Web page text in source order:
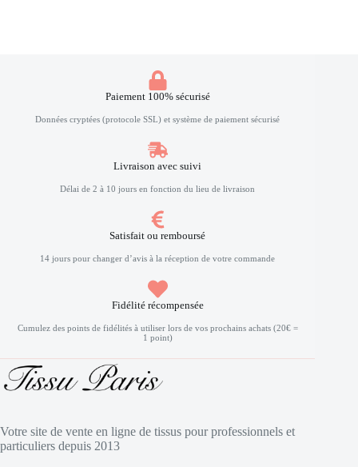
Paiement 100% sécurisé
Données cryptées (protocole SSL) et système de paiement sécurisé
Livraison avec suivi
Délai de 2 à 10 jours en fonction du lieu de livraison
Satisfait ou remboursé
14 jours pour changer d’avis à la réception de votre commande
Fidélité récompensée
Cumulez des points de fidélités à utiliser lors de vos prochains achats (20€ =
1 point)
Votre site de vente en ligne de tissus pour professionnels et
particuliers depuis 2013